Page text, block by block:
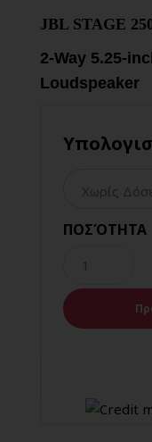
JBL STAGE
2-Way 5.25-
Loudspeaker
ΠΟΣΌΤΗΤΑ